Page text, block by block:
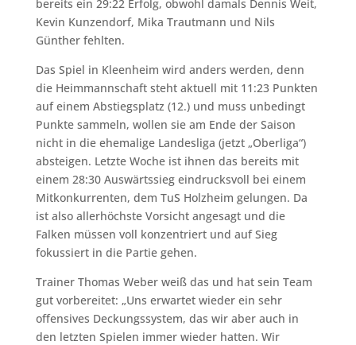
bereits ein 29:22 Erfolg, obwohl damals Dennis Weit,
Kevin Kunzendorf, Mika Trautmann und Nils
Günther fehlten.
Das Spiel in Kleenheim wird anders werden, denn
die Heimmannschaft steht aktuell mit 11:23 Punkten
auf einem Abstiegsplatz (12.) und muss unbedingt
Punkte sammeln, wollen sie am Ende der Saison
nicht in die ehemalige Landesliga (jetzt „Oberliga“)
absteigen. Letzte Woche ist ihnen das bereits mit
einem 28:30 Auswärtssieg eindrucksvoll bei einem
Mitkonkurrenten, dem TuS Holzheim gelungen. Da
ist also allerhöchste Vorsicht angesagt und die
Falken müssen voll konzentriert und auf Sieg
fokussiert in die Partie gehen.
Trainer Thomas Weber weiß das und hat sein Team
gut vorbereitet: „Uns erwartet wieder ein sehr
offensives Deckungssystem, das wir aber auch in
den letzten Spielen immer wieder hatten. Wir